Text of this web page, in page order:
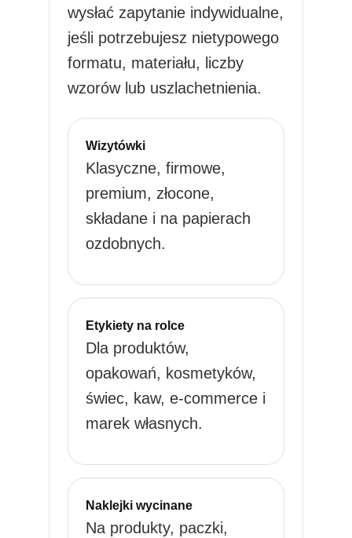
wysłać zapytanie indywidualne,
jeśli potrzebujesz nietypowego
formatu, materiału, liczby
wzorów lub uszlachetnienia.
Wizytówki
Klasyczne, firmowe,
premium, złocone,
składane i na papierach
ozdobnych.
Etykiety na rolce
Dla produktów,
opakowań, kosmetyków,
świec, kaw, e-commerce i
marek własnych.
Naklejki wycinane
Na produkty, paczki,